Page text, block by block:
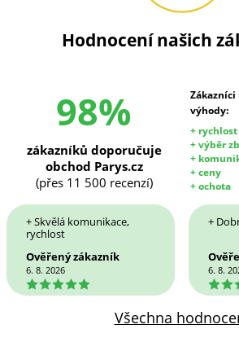
Hodnocení našich
98%
výhody:
+
+ výběr
+
+ ceny
+ ochota
zákazníků doporučuje
obchod Parys.cz
(přes 11 500 recenzí)
+ Skvělá komunikace,
rychlost
Ověřený zákazník
6. 8. 2026
5
+
6. 8.
5
Všechna